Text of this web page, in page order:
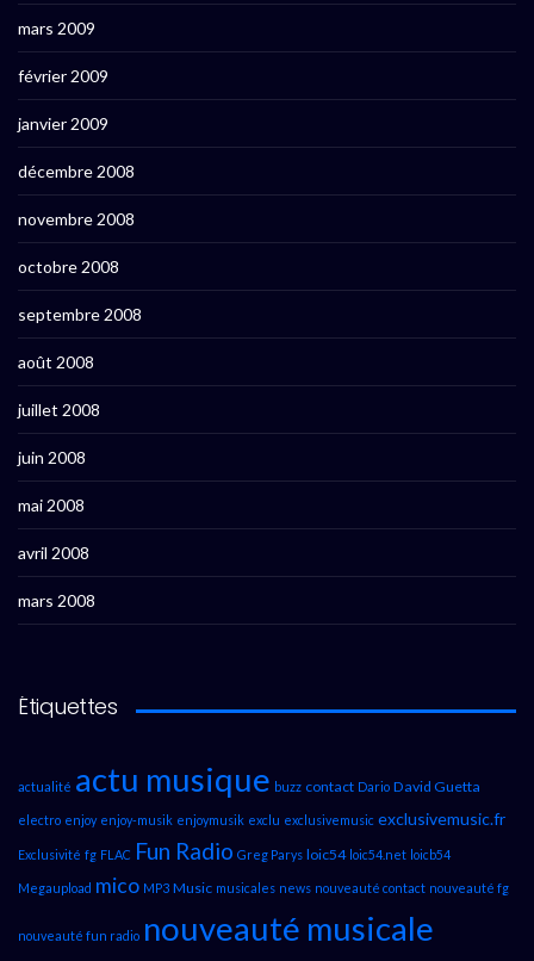
mars 2009
février 2009
janvier 2009
décembre 2008
novembre 2008
octobre 2008
septembre 2008
août 2008
juillet 2008
juin 2008
mai 2008
avril 2008
mars 2008
Étiquettes
actualité actu musique buzz contact Dario David Guetta
electro enjoy enjoy-musik enjoymusik exclu exclusivemusic exclusivemusic.fr
Exclusivité fg FLAC Fun Radio Greg Parys loic54 loic54.net loicb54
Megaupload mico MP3 Music musicales news nouveauté contact nouveauté fg
nouveauté fun radio nouveauté musicale